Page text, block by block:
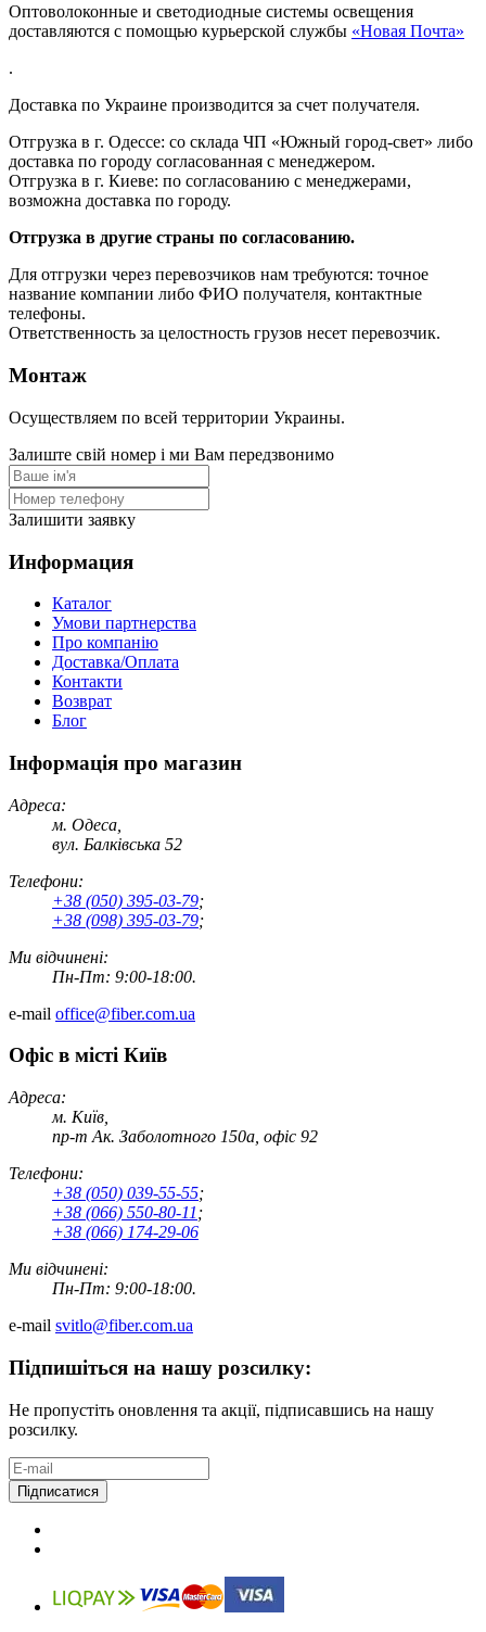
Оптоволоконные и светодиодные системы освещения
доставляются с помощью курьерской службы «Новая Почта»
.
Доставка по Украине производится за счет получателя.
Отгрузка в г. Одессе: со склада ЧП «Южный город-свет» либо
доставка по городу согласованная с менеджером.
Отгрузка в г. Киеве: по согласованию с менеджерами,
возможна доставка по городу.
Отгрузка в другие страны по согласованию.
Для отгрузки через перевозчиков нам требуются: точное
название компании либо ФИО получателя, контактные
телефоны.
Ответственность за целостность грузов несет перевозчик.
Монтаж
Осуществляем по всей территории Украины.
Залиште свій номер і ми Вам передзвонимо
Залишити заявку
Информация
Каталог
Умови партнерства
Про компанію
Доставка/Оплата
Контакти
Возврат
Блог
Інформація про магазин
Адреса:
м. Одеса,
вул. Балківська 52
Телефони:
+38 (050) 395-03-79;
+38 (098) 395-03-79;
Ми відчинені:
Пн-Пт: 9:00-18:00.
e-mail office@fiber.com.ua
Офіс в місті Київ
Адреса:
м. Київ,
пр-т Ак. Заболотного 150а, офіс 92
Телефони:
+38 (050) 039-55-55;
+38 (066) 550-80-11 ;
+38 (066) 174-29-06
Ми відчинені:
Пн-Пт: 9:00-18:00.
e-mail svitlo@fiber.com.ua
Підпишіться на нашу розсилку:
Не пропустіть оновлення та акції, підписавшись на нашу
розсилку.
Підписатися